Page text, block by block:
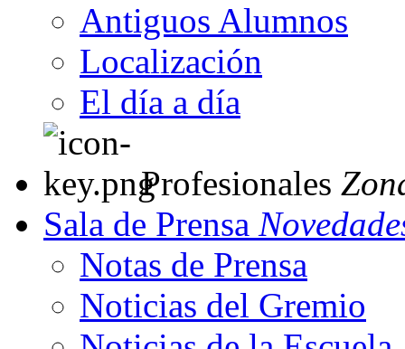
Antiguos Alumnos
Localización
El día a día
Profesionales
Sala de Prensa
Notas de Prensa
Noticias del Gremio